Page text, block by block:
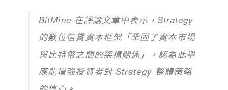
BitMine 在評論文章中表示，Strategy
的數位信貸資本框架「鞏固了資本市場
與比特幣之間的架構關係」，認為此舉
應能增強投資者對 Strategy 整體策略